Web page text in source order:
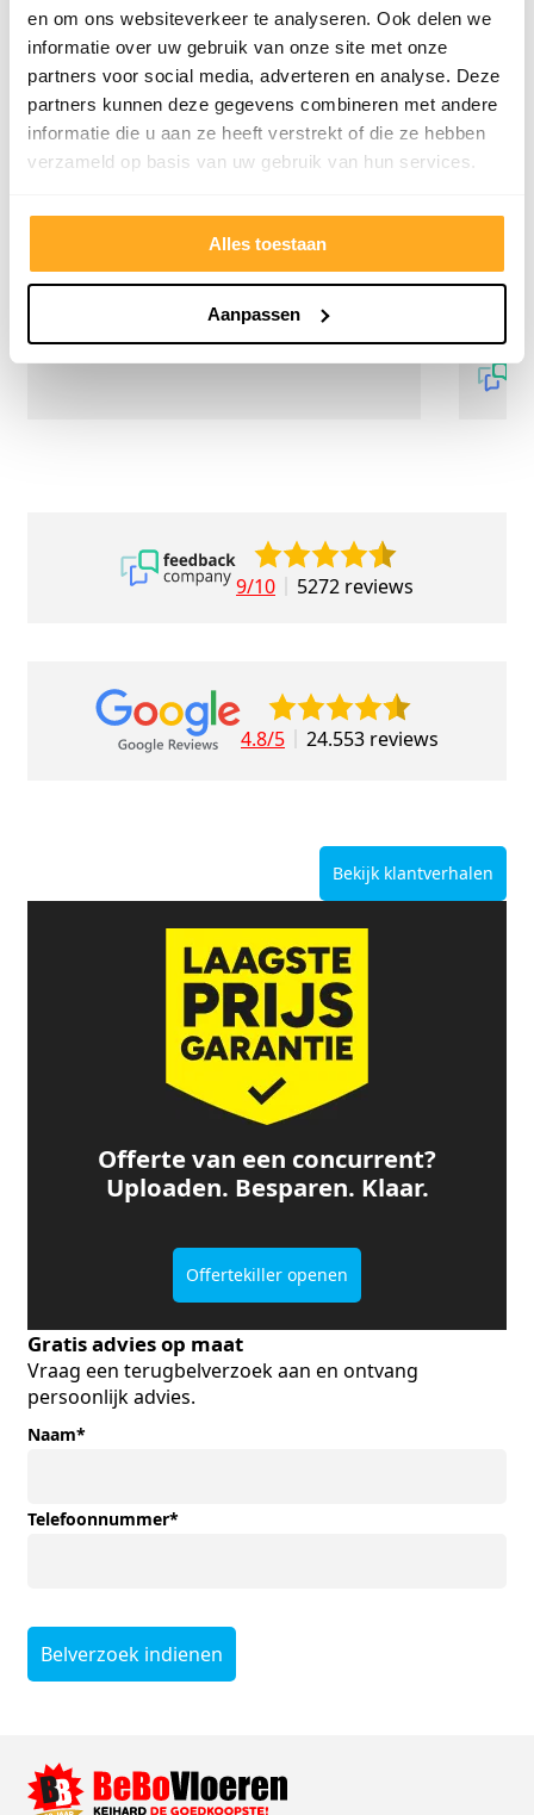
en om ons websiteverkeer te analyseren. Ook delen we
informatie over uw gebruik van onze site met onze
partners voor social media, adverteren en analyse. Deze
partners kunnen deze gegevens combineren met andere
informatie die u aan ze heeft verstrekt of die ze hebben
verzameld op basis van uw gebruik van hun services.
Alles toestaan
Aanpassen
Hester Schaap
5/5
Top geholpen en voor een mooie prijs alles
kunnen kopen wat ik wil. Heel vriendelijk,
personeel! Bedankt!
9/10 5272 reviews
4.8/5 24.553 reviews
Bekijk klantverhalen
Offerte van een concurrent?
Uploaden. Besparen. Klaar.
Offertekiller openen
Gratis advies op maat
Vraag een terugbelverzoek aan en ontvang
persoonlijk advies.
Naam*
Telefoonnummer*
Belverzoek indienen